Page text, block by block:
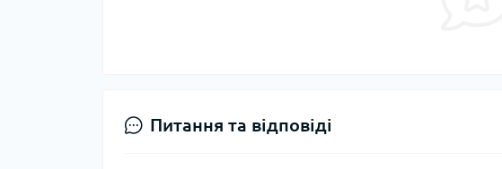
Питання та відповіді